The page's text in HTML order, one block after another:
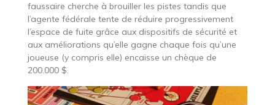
faussaire cherche à brouiller les pistes tandis que
l’agente fédérale tente de réduire progressivement
l’espace de fuite grâce aux dispositifs de sécurité et
aux améliorations qu’elle gagne chaque fois qu’une
joueuse (y compris elle) encaisse un chèque de
200.000 $.